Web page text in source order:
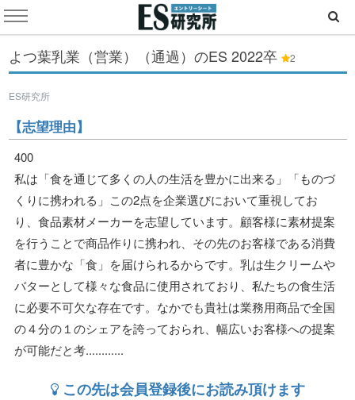
よつ葉乳業（営業）（通過）のES 2022卒 2
ES研究所
【志望理由】
400
私は「食を通じて多くの人の生活を豊かに出来る」「ものづ
くりに携われる」この2点を企業選びにおいて重視してお
り、食品素材メーカーを志望しています。顧客様に素材提案
を行うことで商品作りに携われ、その先のお客様である消費
者に豊かな「食」を届けられるからです。乳は生クリームや
バターとして様々な食品に使用されており、私たちの食生活
に必要不可欠な存在です。なかでも貴社は業務用商品で全国
の４分の１のシェアを誇っておられ、幅広いお客様への提案
が可能だと考............
この先は会員登録後にお読み頂けます